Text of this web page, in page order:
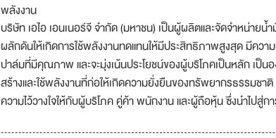
พลังงาน
บริษัท เอไอ เอนเนอร์จี จำกัด (มหาชน) เป็นผู้ผลิตและจัดจำหน่าย
ผลักดันให้เกิดการใช้พลังงานทดแทนให้มีประสิทธิภาพสูงสุด มีควา
ปาล์มที่มีคุณภาพ และจะมุ่งเน้นประโยชน์ของผู้บริโภคเป็นหลัก เป็
สร้างและใช้พลังงานที่ก่อให้เกิดความยั่งยืนของทรัพยากรธรรมช
ความไว้วางใจให้กับผู้บริโภค คู่ค้า พนักงาน และผู้ถือหุ้น ซึ่งนำไปสู่